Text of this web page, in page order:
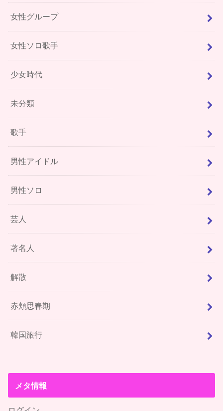
女性グループ
女性ソロ歌手
少女時代
未分類
歌手
男性アイドル
男性ソロ
芸人
著名人
解散
赤頬思春期
韓国旅行
メタ情報